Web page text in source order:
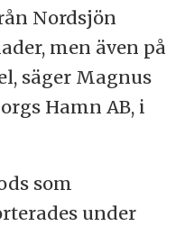
Nordsjön
men även på
säger Magnus
Hamn AB, i
som
under